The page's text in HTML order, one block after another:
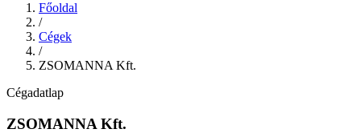
Főoldal
/
Cégek
/
ZSOMANNA Kft.
Cégadatlap
ZSOMANNA Kft.